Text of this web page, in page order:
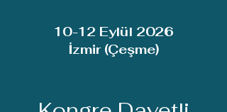
10-12 Eylül 2026
İzmir (Çeşme)